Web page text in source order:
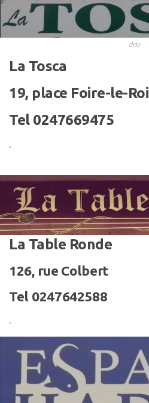
dav
La Tosca
19, place Foire-le-Roi
Tel 0247669475
.
La Table Ronde
126, rue Colbert
Tel 0247642588
.